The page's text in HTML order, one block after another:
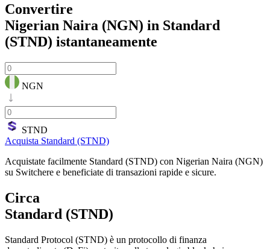
Convertire
Nigerian Naira (NGN) in Standard
(STND) istantaneamente
NGN
STND
Acquista Standard (STND)
Acquistate facilmente Standard (STND) con Nigerian Naira (NGN)
su Switchere e beneficiate di transazioni rapide e sicure.
Circa
Standard (STND)
Standard Protocol (STND) è un protocollo di finanza